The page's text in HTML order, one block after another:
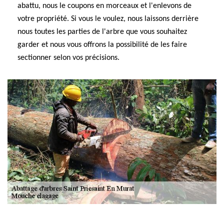
abattu, nous le coupons en morceaux et l'enlevons de
votre propriété. Si vous le voulez, nous laissons derrière
nous toutes les parties de l'arbre que vous souhaitez
garder et nous vous offrons la possibilité de les faire
sectionner selon vos précisions.